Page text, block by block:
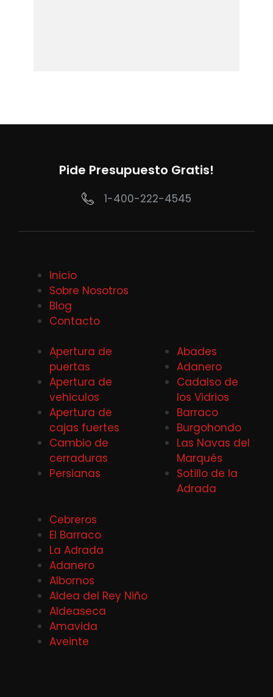
Pide Presupuesto Gratis!
1-400-222-4545
Inicio
Sobre Nosotros
Blog
Contacto
Apertura de
puertas
Apertura de
vehiculos
Apertura de
cajas fuertes
Cambio de
cerraduras
Persianas
Abades
Adanero
Cadalso de
los Vidrios
Barraco
Burgohondo
Las Navas del
Marqués
Sotillo de la
Adrada
Cebreros
El Barraco
La Adrada
Adanero
Albornos
Aldea del Rey Niño
Aldeaseca
Amavida
Aveinte